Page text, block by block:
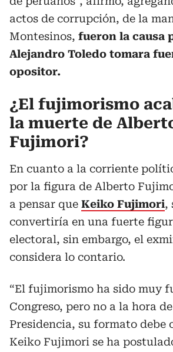
actos de corrupción, de la
Montesinos, fueron la causa
Alejandro Toledo tomara
opositor.
¿El fujimorismo
la muerte de
Fujimori?
En cuanto a la corriente
por la figura de Alberto
a pensar que Keiko Fujimori,
convertiría en una fuerte
electoral, sin embargo, el
considera lo contario.
“El fujimorismo ha sido muy
Congreso, pero no a la hora
Presidencia, su formato debe
Keiko Fujimori se ha